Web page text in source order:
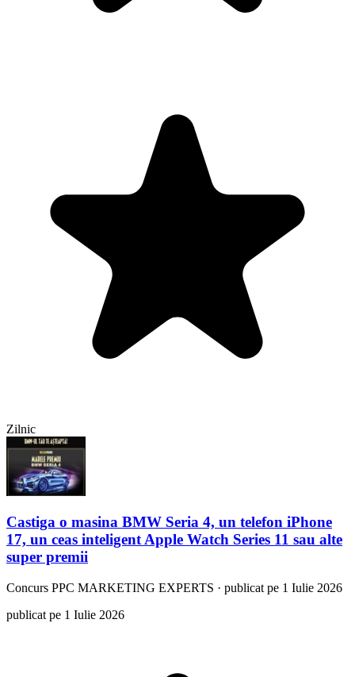
Zilnic
Castiga o masina BMW Seria 4, un telefon iPhone
17, un ceas inteligent Apple Watch Series 11 sau alte
super premii
Concurs PPC MARKETING EXPERTS · publicat pe 1 Iulie 2026
publicat pe 1 Iulie 2026